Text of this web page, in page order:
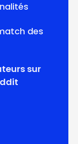
des
sur